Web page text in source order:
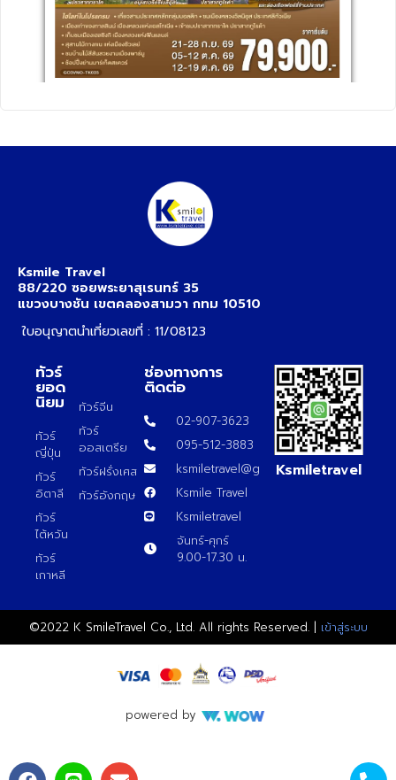
Ksmile Travel
88/220 ซอยพระยาสุเรนทร์ 35
แขวงบางชัน เขตคลองสามวา กทม 10510
ใบอนุญาตนำเที่ยวเลขที่ : 11/08123
ทัวร์
ยอด
นิยม
ทัวร์
ญี่ปุ่น
ทัวร์
อิตาลี
ทัวร์
ไต้หวัน
ทัวร์
เกาหลี
ทัวร์จีน
ทัวร์
ออสเตรีย
ทัวร์ฝรั่งเศส
ทัวร์อังกฤษ
ช่องทางการ
ติดต่อ
02-907-3623
095-512-3883
ksmiletravel@gmail.com
Ksmile Travel
Ksmiletravel
จันทร์-ศุกร์
9.00-17.30 น.
Ksmiletravel
©2022 K SmileTravel Co., Ltd. All rights Reserved. | เข้าสู่ระบบ
powered by